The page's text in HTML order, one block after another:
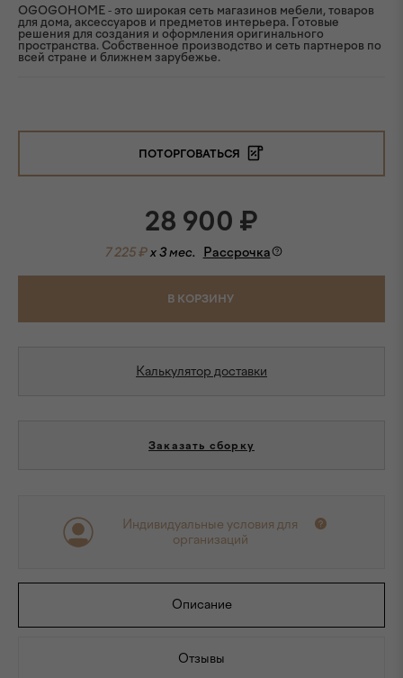
OGOGOHOME - это широкая сеть магазинов мебели, товаров
для дома, аксессуаров и предметов интерьера. Готовые
решения для создания и оформления оригинального
пространства. Собственное производство и сеть партнеров по
всей стране и ближнем зарубежье.
ПОТОРГОВАТЬСЯ
28 900 ₽
7 225 ₽ x 3 мес. Рассрочка
В КОРЗИНУ
Калькулятор доставки
Заказать сборку
Индивидуальные условия для
организаций
Описание
Отзывы